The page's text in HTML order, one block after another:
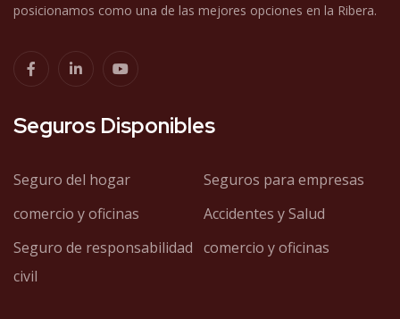
posicionamos como una de las mejores opciones en la Ribera.
Seguros Disponibles
Seguro del hogar
Seguros para empresas
comercio y oficinas
Accidentes y Salud
Seguro de responsabilidad
civil
comercio y oficinas